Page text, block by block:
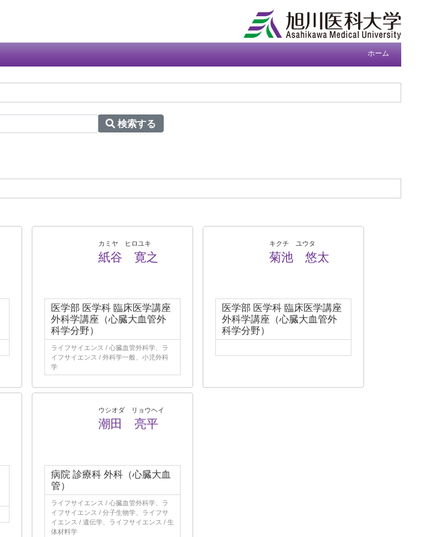
ホーム
検索する
カミヤ ヒロユキ
紙谷 寛之
医学部 医学科 臨床医学講座
外科学講座（心臓大血管外
科学分野）
ライフサイエンス / 心臓血管外科学、ラ
イフサイエンス / 外科学一般、小児外科
学
キクチ ユウタ
菊池 悠太
医学部 医学科 臨床医学講座
外科学講座（心臓大血管外
科学分野）
ウシオダ リョウヘイ
潮田 亮平
病院 診療科 外科（心臓大血
管）
ライフサイエンス / 心臓血管外科学、ラ
イフサイエンス / 分子生物学、ライフサ
イエンス / 遺伝学、ライフサイエンス / 生
体材料学